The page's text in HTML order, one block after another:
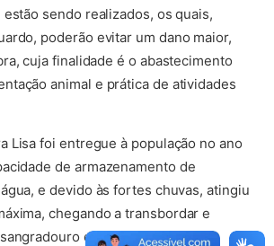
sendo realizados, os quais,
poderão evitar um dano maior,
cuja finalidade é o abastecimento
animal e prática de atividades
Lisa foi entregue à população no ano
de armazenamento de
e devido às fortes chuvas, atingiu
chegando a transbordar e
e na parte jusante do